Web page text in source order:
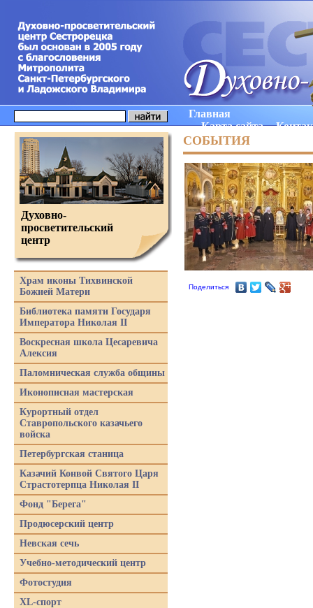
Главная
Карта сайта
СОБЫТИЯ
Поделиться
Духовно-
просветительский
центр
Храм иконы Тихвинской
Божией Матери
Библиотека памяти Государя
Императора Николая II
Воскресная школа Цесаревича
Алексия
Паломническая служба общины
Иконописная мастерская
Курортный отдел
Ставропольского казачьего
войска
Петербургская станица
Казачий Конвой Святого Царя
Страстотерпца Николая II
Фонд "Берега"
Продюсерский центр
Невская сечь
Учебно-методический центр
Фотостудия
XL-спорт